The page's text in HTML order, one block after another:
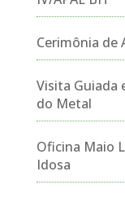
Cerimônia de
Visita Guiada
do Metal
Oficina Maio
Idosa